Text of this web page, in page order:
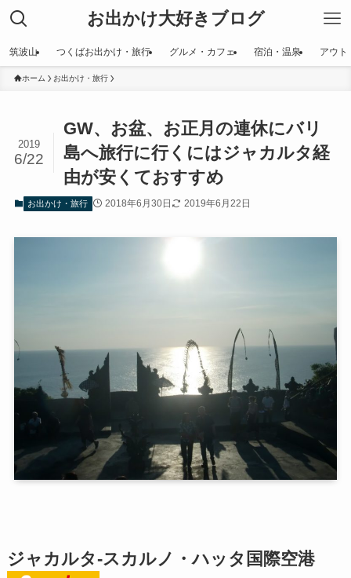
お出かけ大好きブログ
筑波山 つくばお出かけ・旅行 グルメ・カフェ 宿泊・温泉 アウト
ホーム お出かけ・旅行
GW、お盆、お正月の連休にバリ
島へ旅行に行くにはジャカルタ経
由が安くておすすめ
2019
6/22
お出かけ・旅行 2018年6月30日 2019年6月22日
ジャカルタ-スカルノ・ハッタ国際空港